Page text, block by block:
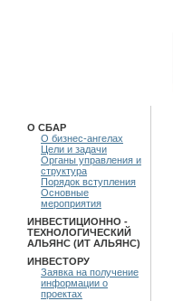
О СБАР
О бизнес-ангелах
Цели и задачи
Органы управления и
структура
Порядок вступления
Основные
мероприятия
ИНВЕСТИЦИОННО -
ТЕХНОЛОГИЧЕСКИЙ
АЛЬЯНС (ИТ АЛЬЯНС)
ИНВЕСТОРУ
Заявка на получение
информации о
проектах